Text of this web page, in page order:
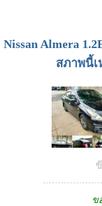
Nissan Almera
สภาพนี้
ข